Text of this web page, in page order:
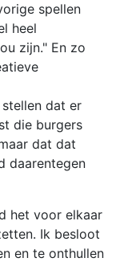
spellen
heel
zijn." En zo
dat er
die burgers
dat dat
daarentegen
het voor elkaar
Ik besloot
en te onthullen